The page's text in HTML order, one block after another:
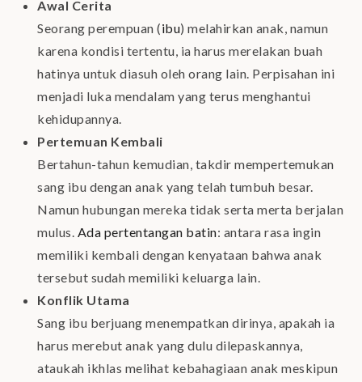
Awal Cerita
Seorang perempuan (ibu) melahirkan anak, namun
karena kondisi tertentu, ia harus merelakan buah
hatinya untuk diasuh oleh orang lain. Perpisahan ini
menjadi luka mendalam yang terus menghantui
kehidupannya.
Pertemuan Kembali
Bertahun-tahun kemudian, takdir mempertemukan
sang ibu dengan anak yang telah tumbuh besar.
Namun hubungan mereka tidak serta merta berjalan
mulus. Ada pertentangan batin: antara rasa ingin
memiliki kembali dengan kenyataan bahwa anak
tersebut sudah memiliki keluarga lain.
Konflik Utama
Sang ibu berjuang menempatkan dirinya, apakah ia
harus merebut anak yang dulu dilepaskannya,
ataukah ikhlas melihat kebahagiaan anak meskipun